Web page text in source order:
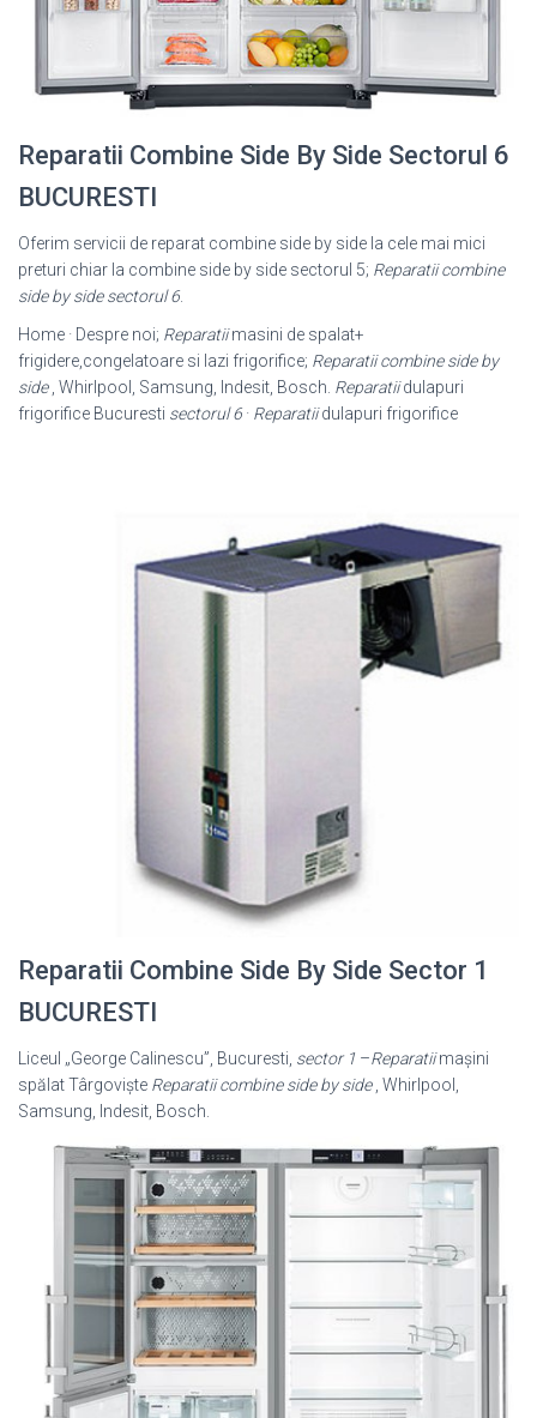
Reparatii Combine Side By Side Sectorul 6
BUCURESTI
Oferim servicii de reparat combine side by side la cele mai mici
preturi chiar la combine side by side sectorul 5; Reparatii combine
side by side sectorul 6.
Home · Despre noi; Reparatiimasini de spalat+
frigidere,congelatoare si lazi frigorifice; Reparatii combine side by
side, Whirlpool, Samsung, Indesit, Bosch. Reparatiidulapuri
frigorifice Bucuresti sectorul 6· Reparatiidulapuri frigorifice
Reparatii Combine Side By Side Sector 1
BUCURESTI
Liceul „George Calinescu”, Bucuresti, sector 1 –Reparatiimașini
spălat Târgoviște Reparatii combine side by side, Whirlpool,
Samsung, Indesit, Bosch.